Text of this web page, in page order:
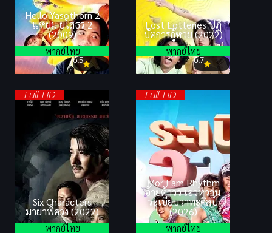
Hello Yasothorn 2
แหยม ยโสธร 2
(2009)
6.5
พากย์ไทย
Lost Lotteries ปฏิ
บัตการกู้หวย (2022)
6.7
พากย์ไทย
Full HD
Six Characters
มายาพิศวง (2022)
พากย์ไทย
Full HD
Mor Lam Rhythm
อ้ายต้าวว เอวหวาน
ระเบียบวาทะศิลป์
(2026)
พากย์ไทย